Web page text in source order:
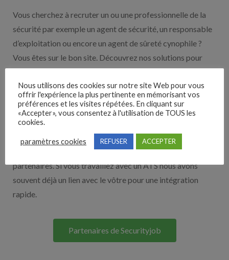
Vous cherchez à recruter un ou une professionnelle de la
sécurité par exemple un agent de sécurité, un responsable
d’exploitation ou encore un agent de sûreté cynophile ?
Vous êtes sur le bon site. Découvrez nos solutions pour
Nos solutions entreprises
Découvrez nos partenaires ! Moteurs de recherches,
multidiffuseurs, sites payant… nombreux sont nos
partenaires. Si vous travaillez avec un ATS nous avons
souvent déjà un lien avec le vôtre pour une intégration
rapide.
Partenaires de Securityjob
Nous utilisons des cookies sur notre site Web pour vous
offrir l'expérience la plus pertinente en mémorisant vos
préférences et les visites répétées. En cliquant sur
«Accepter», vous consentez à l'utilisation de TOUS les
cookies.
paramètres cookies REFUSER ACCEPTER